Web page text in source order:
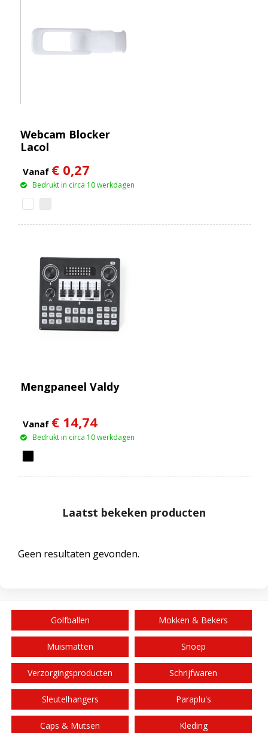
Webcam Blocker
Lacol
Vanaf € 0,27
Bedrukt in circa 10 werkdagen
Mengpaneel Valdy
Vanaf € 14,74
Bedrukt in circa 10 werkdagen
Laatst bekeken producten
Geen resultaten gevonden.
Golfballen Mokken & Bekers
Muismatten Snoep
Verzorgingsproducten Schrijfwaren
Sleutelhangers Paraplu's
Caps & Mutsen Kleding